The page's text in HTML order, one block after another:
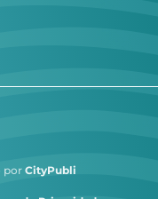
por CityPubli